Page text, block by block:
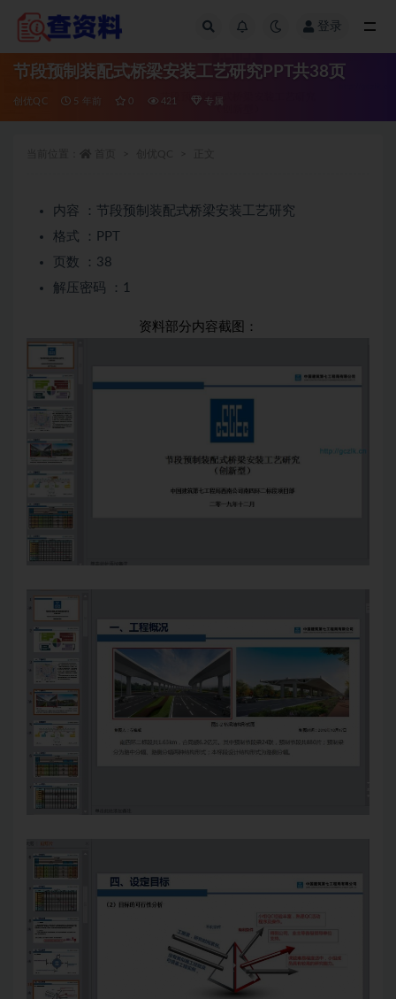
登录
节段预制装配式桥梁安装工艺研究PPT共38页
创优QC 5 年前 0 421 专属
内容 ：节段预制装配式桥梁安装工艺研究
格式 ：PPT
页数 ：38
解压密码 ：1
资料部分内容截图：